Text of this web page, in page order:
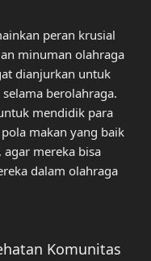
peran krusial
minuman olahraga
dianjurkan untuk
berolahraga.
mendidik para
makan yang baik
mereka bisa
dalam olahraga
Komunitas